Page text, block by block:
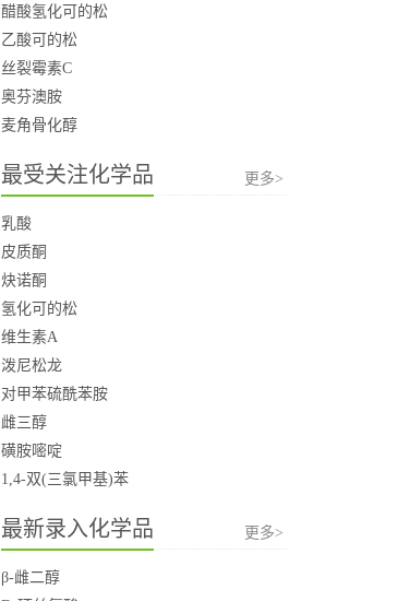
醋酸氢化可的松
乙酸可的松
丝裂霉素C
奥芬澳胺
麦角骨化醇
最受关注化学品 更多>
乳酸
皮质酮
炔诺酮
氢化可的松
维生素A
泼尼松龙
对甲苯硫酰苯胺
雌三醇
磺胺嘧啶
1,4-双(三氯甲基)苯
最新录入化学品 更多>
β-雌二醇